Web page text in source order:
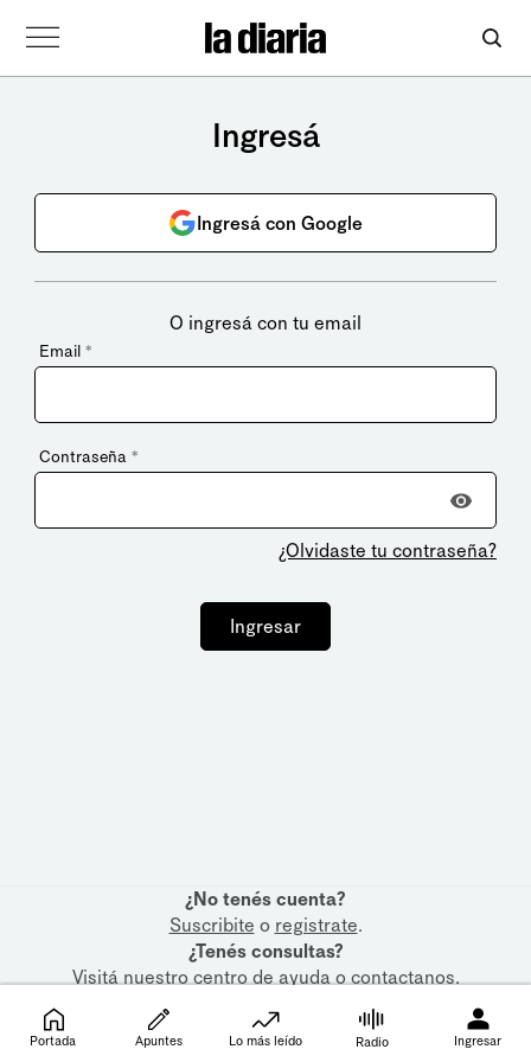
Ingresá
Ingresá con Google
O ingresá con tu email
Email *
Contraseña *
¿Olvidaste tu contraseña?
Ingresar
¿No tenés cuenta?
Suscribite o registrate.
¿Tenés consultas?
Visitá nuestrocentro de ayudaocontactanos.
Portada Apuntes Lo más leído Radio Ingresar